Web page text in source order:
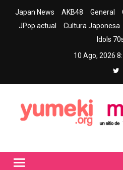
Japan News AKB48 General
JPop actual
Cultura Japonesa
Idols
10 Ago, 2026